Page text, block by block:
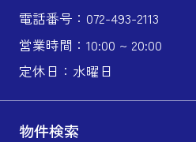
電話番号：072-493-2113
営業時間：10:00 ~ 20:00
定休日：水曜日
物件検索